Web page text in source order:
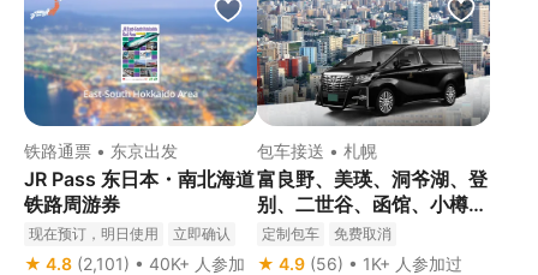
铁路通票 • 东京出发
JR Pass 东日本・南北海道
铁路周游券
现在预订，明日使用 立即确认
★ 4.8 (2,101) • 40K+ 人参加
包车接送 • 札幌
富良野、美瑛、洞爷湖、登
别、二世谷、函馆、小樽、
积丹一日游（札幌出发）
定制包车 免费取消
★ 4.9 (56) • 1K+ 人参加过